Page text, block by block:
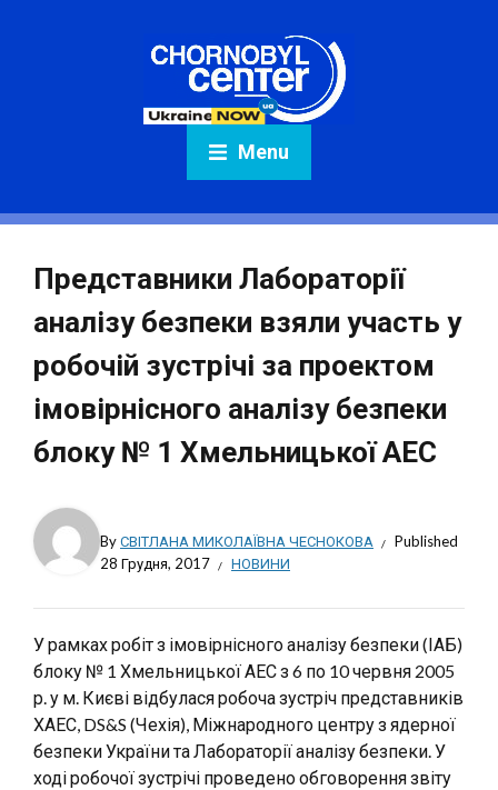
Menu
Представники Лабораторії
аналізу безпеки взяли участь у
робочій зустрічі за проектом
імовірнісного аналізу безпеки
блоку № 1 Хмельницької АЕС
ByСВІТЛАНА МИКОЛАЇВНА ЧЕСНОКОВА
Published
28 Грудня, 2017
НОВИНИ
У рамках робіт з імовірнісного аналізу безпеки (ІАБ)
блоку № 1 Хмельницької АЕС з 6 по 10 червня 2005
р. у м. Києві відбулася робоча зустріч представників
ХАЕС, DS&S (Чехія), Міжнародного центру з ядерної
безпеки України та Лабораторії аналізу безпеки. У
ході робочої зустрічі проведено обговорення звіту